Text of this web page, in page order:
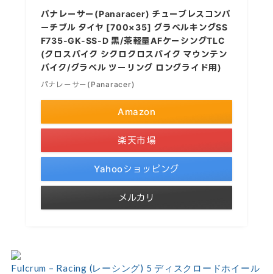
パナレーサー(Panaracer) チューブレスコンパ
ーチブル タイヤ [700×35] グラベルキングSS
F735-GK-SS-D 黒/茶軽量AFケーシングTLC
(クロスバイク シクロクロスバイク マウンテン
バイク/グラベル ツーリング ロングライド用)
パナレーサー(Panaracer)
Amazon
楽天市場
Yahooショッピング
メルカリ
Fulcrum – Racing (レーシング) 5 ディスクロードホイール